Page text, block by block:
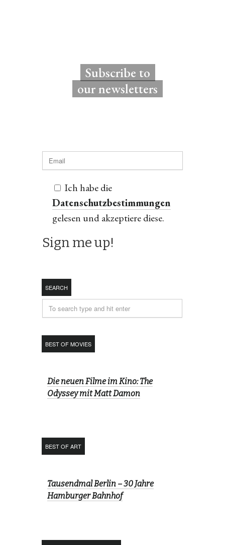
Subscribe to
our newsletters
Ich habe die
Datenschutzbestimmungen
gelesen und akzeptiere diese.
SEARCH
BEST OF MOVIES
Die neuen Filme im Kino: The
Odyssey mit Matt Damon
BEST OF ART
Tausendmal Berlin – 30 Jahre
Hamburger Bahnhof